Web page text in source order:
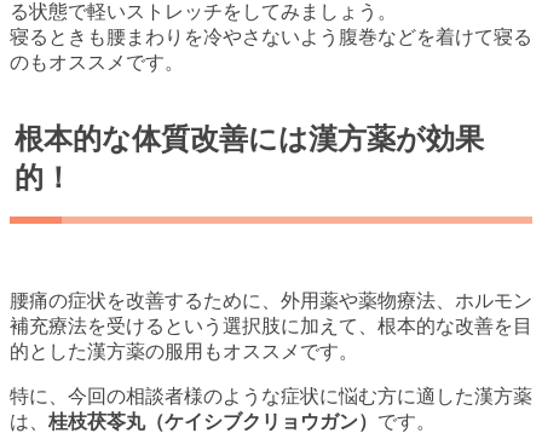
る状態で軽いストレッチをしてみましょう。
寝るときも腰まわりを冷やさないよう腹巻などを着けて寝る
のもオススメです。
根本的な体質改善には漢方薬が効果
的！
腰痛の症状を改善するために、外用薬や薬物療法、ホルモン
補充療法を受けるという選択肢に加えて、根本的な改善を目
的とした漢方薬の服用もオススメです。
特に、今回の相談者様のような症状に悩む方に適した漢方薬
は、 桂枝茯苓丸（ケイシブクリョウガン） です。